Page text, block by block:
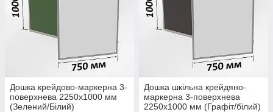
Дошка крейдово-маркерна 3-
поверхнева 2250х1000 мм
(Зелений/Білий)
Дошка шкільна крейдяно-
маркерна 3-поверхнева
2250х1000 мм (Графіт/білий)